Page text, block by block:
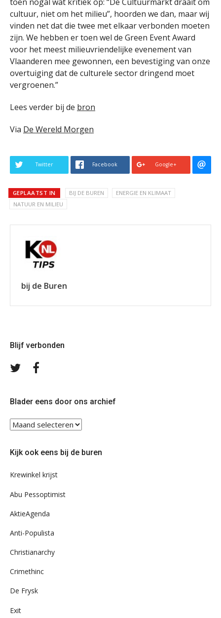
cultuur, niet om het milieu”, hoorden we dan, maar wij
vinden net dat die twee met elkaar verbonden moeten
zijn. We hebben er toen wel de Green Event Award
voor het meest milieuvriendelijke evenement van
Vlaanderen mee gewonnen, een bevestiging van onze
overtuiging dat de culturele sector dringend moet
vergroenen.”
Lees verder bij de bron
Via De Wereld Morgen
Twitter Facebook Google+
GEPLAATST IN BIJ DE BUREN
ENERGIE EN KLIMAAT
NATUUR EN MILIEU
bij de Buren
Blijf verbonden
Volg
Blader eens door ons archief
Blader
ons
Kijk ook eens bij de buren
Krewinkel krijst
Abu Pessoptimist
AktieAgenda
Anti-Populista
Christianarchy
Crimethinc
De Frysk
Exit